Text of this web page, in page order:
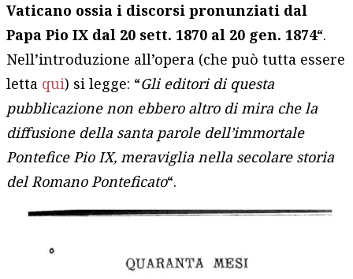
Vaticano ossia i discorsi pronunziati dal
Papa Pio IX dal 20 sett. 1870 al 20 gen. 1874“.
Nell’introduzione all’opera (che può tutta essere
letta qui) si legge: “Gli editori di questa
pubblicazione non ebbero altro di mira che la
diffusione della santa parole dell’immortale
Pontefice Pio IX, meraviglia nella secolare storia
del Romano Ponteficato“.